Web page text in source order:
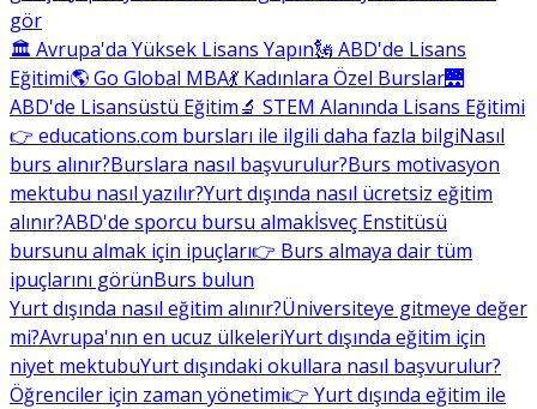
gör
🏛 Avrupa'da Yüksek Lisans Yapın🗽 ABD'de Lisans
Eğitimi🌎 Go Global MBA💃 Kadınlara Özel Burslar🌉
ABD'de Lisansüstü Eğitim🔬 STEM Alanında Lisans Eğitimi
👉 educations.com bursları ile ilgili daha fazla bilgiNasıl
burs alınır?Burslara nasıl başvurulur?Burs motivasyon
mektubu nasıl yazılır?Yurt dışında nasıl ücretsiz eğitim
alınır?ABD'de sporcu bursu almakİsveç Enstitüsü
bursunu almak için ipuçları👉 Burs almaya dair tüm
ipuçlarını görünBurs bulun
Yurt dışında nasıl eğitim alınır?Üniversiteye gitmeye değer
mi?Avrupa'nın en ucuz ülkeleriYurt dışında eğitim için
niyet mektubuYurt dışındaki okullara nasıl başvurulur?
Öğrenciler için zaman yönetimi👉 Yurt dışında eğitim ile